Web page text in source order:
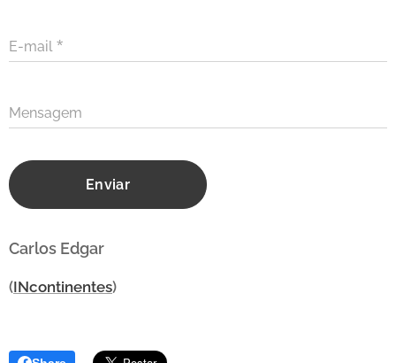
E-mail
Mensagem
Enviar
Carlos Edgar
(INcontinentes)